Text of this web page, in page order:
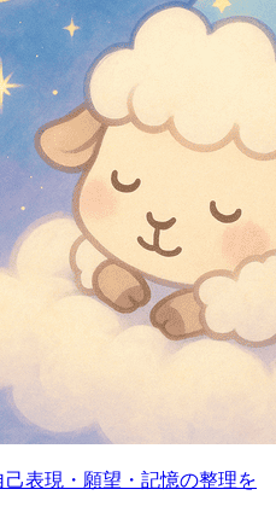
表現・願望・記憶の整理を